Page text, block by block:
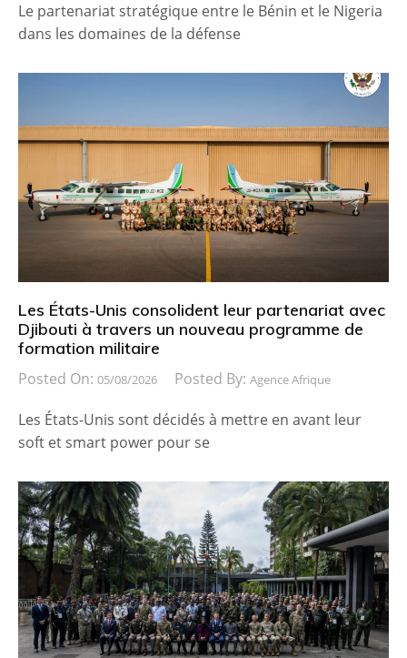
Le partenariat stratégique entre le Bénin et le Nigeria
dans les domaines de la défense
Les États-Unis consolident leur partenariat avec
Djibouti à travers un nouveau programme de
formation militaire
Posted On: 05/08/2026 Posted By: Agence Afrique
Les États-Unis sont décidés à mettre en avant leur
soft et smart power pour se